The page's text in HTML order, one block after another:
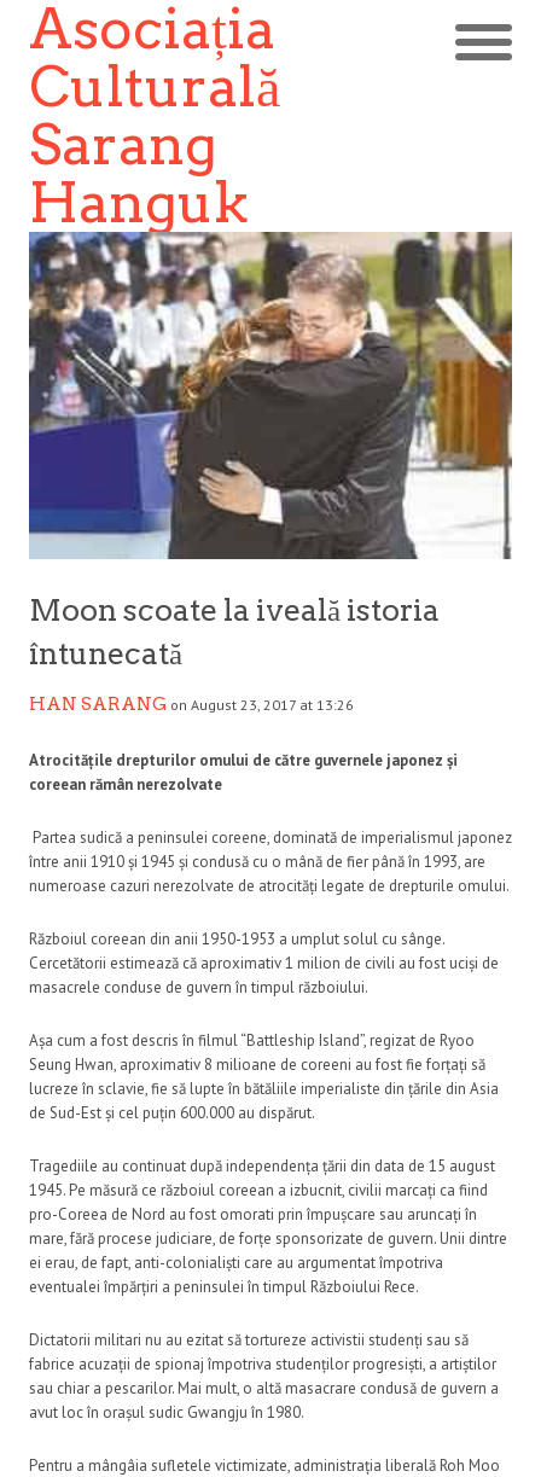
Asociația
Culturală
Sarang
Hanguk
Moon scoate la iveală istoria
întunecată
HAN SARANG on August 23, 2017 at 13:26
Atrocitățile drepturilor omului de către guvernele japonez și
coreean rămân nerezolvate
Partea sudică a peninsulei coreene, dominată de imperialismul japonez
între anii 1910 și 1945 și condusă cu o mână de fier până în 1993, are
numeroase cazuri nerezolvate de atrocități legate de drepturile omului.
Războiul coreean din anii 1950-1953 a umplut solul cu sânge.
Cercetătorii estimează că aproximativ 1 milion de civili au fost uciși de
masacrele conduse de guvern în timpul războiului.
Așa cum a fost descris în filmul “Battleship Island”, regizat de Ryoo
Seung Hwan, aproximativ 8 milioane de coreeni au fost fie forțați să
lucreze în sclavie, fie să lupte în bătăliile imperialiste din țările din Asia
de Sud-Est și cel puțin 600.000 au dispărut.
Tragediile au continuat după independența țării din data de 15 august
1945. Pe măsură ce războiul coreean a izbucnit, civilii marcați ca fiind
pro-Coreea de Nord au fost omorati prin împușcare sau aruncați în
mare, fără procese judiciare, de forțe sponsorizate de guvern. Unii dintre
ei erau, de fapt, anti-colonialiști care au argumentat împotriva
eventualei împărțiri a peninsulei în timpul Războiului Rece.
Dictatorii militari nu au ezitat să tortureze activistii studenți sau să
fabrice acuzații de spionaj împotriva studenților progresiști, a artiștilor
sau chiar a pescarilor. Mai mult, o altă masacrare condusă de guvern a
avut loc în orașul sudic Gwangju în 1980.
Pentru a mângâia sufletele victimizate, administrația liberală Roh Moo